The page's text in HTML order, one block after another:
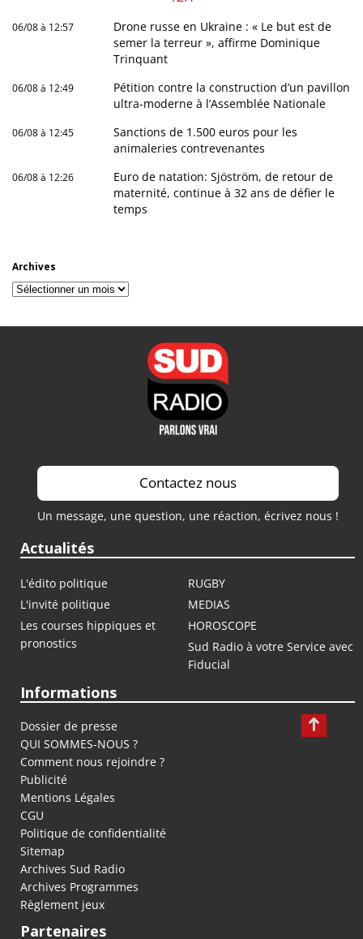
06/08 à 12:57
Drone russe en Ukraine : « Le but est de
semer la terreur », affirme Dominique
Trinquant
06/08 à 12:49
Pétition contre la construction d’un pavillon
ultra-moderne à l’Assemblée Nationale
06/08 à 12:45
Sanctions de 1.500 euros pour les
animaleries contrevenantes
06/08 à 12:26
Euro de natation: Sjöström, de retour de
maternité, continue à 32 ans de défier le
temps
Archives
Archives
Contactez nous
Un message, une question, une réaction, écrivez nous !
Actualités
L'édito politique
RUGBY
L'invité politique
MEDIAS
Les courses hippiques et
pronostics
HOROSCOPE
Sud Radio à votre Service avec
Fiducial
Informations
Dossier de presse
QUI SOMMES-NOUS ?
Comment nous rejoindre ?
Publicité
Mentions Légales
CGU
Politique de confidentialité
Sitemap
Archives Sud Radio
Archives Programmes
Règlement jeux
Partenaires